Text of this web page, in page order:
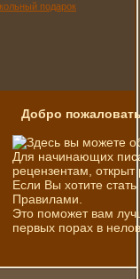
Добро
Здесь вы можете
Для начинающих
рецензентам, открыт
Если Вы хотите
Правилами.
Это поможет вам
первых порах в